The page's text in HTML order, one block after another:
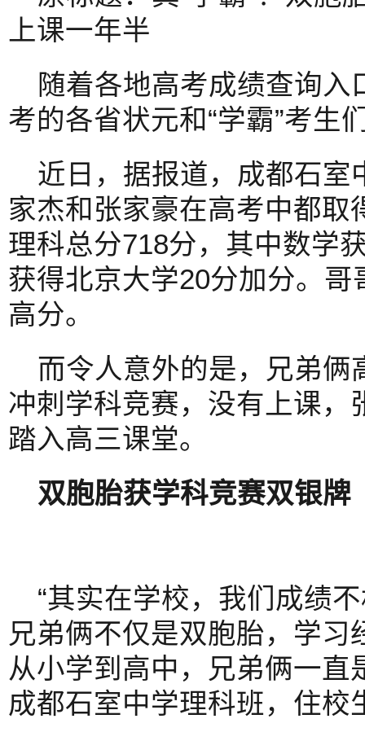
上课一年半
随着各地高考成绩查询入
考的各省状元和“学霸”考生
近日，据报道，成都石室
家杰和张家豪在高考中都取
理科总分718分，其中数学
获得北京大学20分加分。
高分。
而令人意外的是，兄弟俩
冲刺学科竞赛，没有上课，
踏入高三课堂。
双胞胎获学科竞赛双银牌
“其实在学校，我们成绩
兄弟俩不仅是双胞胎，学
从小学到高中，兄弟俩一直
成都石室中学理科班，住校